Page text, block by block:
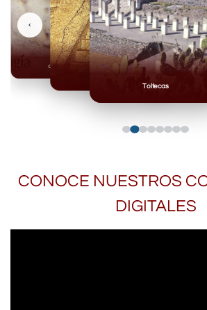
Toltecas
Olmecas
‹
CONOCE NUESTROS
DIGITALES